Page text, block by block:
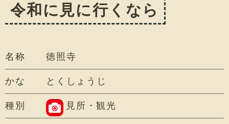
令和に見に行くなら
名称 徳照寺
かな とくしょうじ
種別 見所・観光